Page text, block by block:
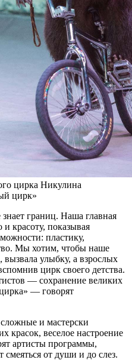
цирка Никулина
цирк»
границ. Наша главная
красоту, показывая
пластику,
Мы хотим, чтобы наше
вызвала улыбку, а взрослых
цирк своего детства.
— сохранение великих
— говорят
и мастерски
красок, веселое настроение
артисты программы,
смеяться от души и до слез.